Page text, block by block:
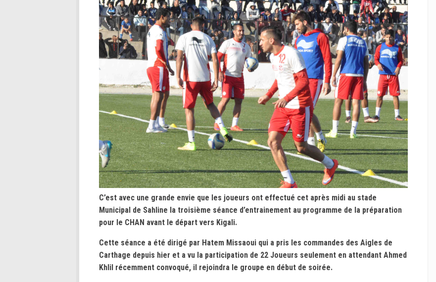
C’est avec une grande envie que les joueurs ont effectué cet après midi au stade
Municipal de Sahline la troisième séance d’entrainement au programme de la préparation
pour le CHAN avant le départ vers Kigali.
Cette séance a été dirigé par Hatem Missaoui qui a pris les commandes des Aigles de
Carthage depuis hier et a vu la participation de 22 Joueurs seulement en attendant Ahmed
Khlil récemment convoqué, il rejoindra le groupe en début de soirée.